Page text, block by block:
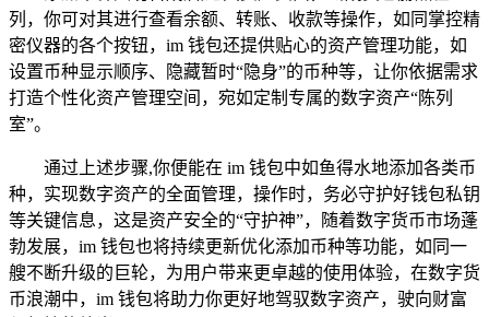
列，你可对其进行查看余额、转账、收款等操作，如同掌控精
密仪器的各个按钮，im 钱包还提供贴心的资产管理功能，如
设置币种显示顺序、隐藏暂时“隐身”的币种等，让你依据需求
打造个性化资产管理空间，宛如定制专属的数字资产“陈列
室”。
通过上述步骤,你便能在 im 钱包中如鱼得水地添加各类币
种，实现数字资产的全面管理，操作时，务必守护好钱包私钥
等关键信息，这是资产安全的“守护神”，随着数字货币市场蓬
勃发展，im 钱包也将持续更新优化添加币种等功能，如同一
艘不断升级的巨轮，为用户带来更卓越的使用体验，在数字货
币浪潮中，im 钱包将助力你更好地驾驭数字资产，驶向财富